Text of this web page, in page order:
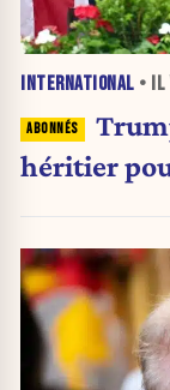
INTERNATIONAL • IL
héritier